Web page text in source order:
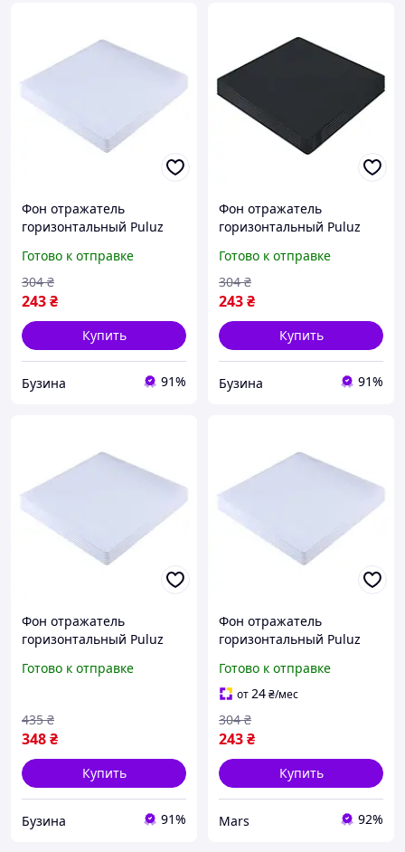
Фон отражатель
горизонтальный Puluz
белый buzyna
Готово к отправке
243₴
304 ₴
Купить
Бузина 91%
Фон отражатель
горизонтальный Puluz
черный buzyna
Готово к отправке
243₴
304 ₴
Купить
Бузина 91%
Фон отражатель
горизонтальный Puluz
белый buzyna
Готово к отправке
348₴
435 ₴
Купить
Бузина 91%
Фон отражатель
горизонтальный Puluz
белый
Готово к отправке
от24₴/мес
243₴
304 ₴
Купить
Mars 92%